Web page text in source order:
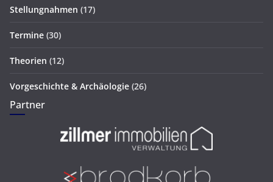
Stellungnahmen (17)
Termine (30)
Theorien (12)
Vorgeschichte & Archäologie (26)
Partner